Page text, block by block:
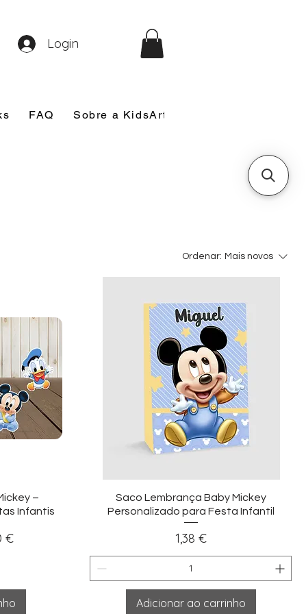
FAQ Sobre a KidsArt
Login
Ordenar: Mais novos
–
Infantis
€
Visualização rápida
Saco Lembrança Baby Mickey
Personalizado para Festa Infantil
Preço
1,38 €
Adicionar ao carrinho